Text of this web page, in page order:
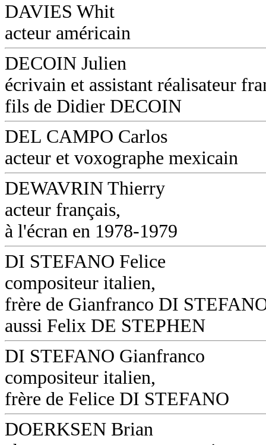
DAVIES Whit
acteur américain
DECOIN Julien
écrivain et assistant réalisateur
fils de Didier DECOIN
DEL CAMPO Carlos
acteur et voxographe mexicain
DEWAVRIN Thierry
acteur français,
à l'écran en 1978-1979
DI STEFANO Felice
compositeur italien,
frère de Gianfranco DI
aussi Felix DE STEPHEN
DI STEFANO Gianfranco
compositeur italien,
frère de Felice DI STEFANO
DOERKSEN Brian